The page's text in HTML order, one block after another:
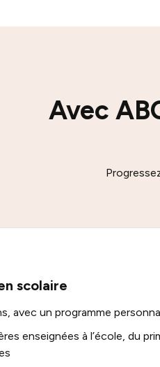
Avec
scolaire
avec un programme
enseignées à l’école, du